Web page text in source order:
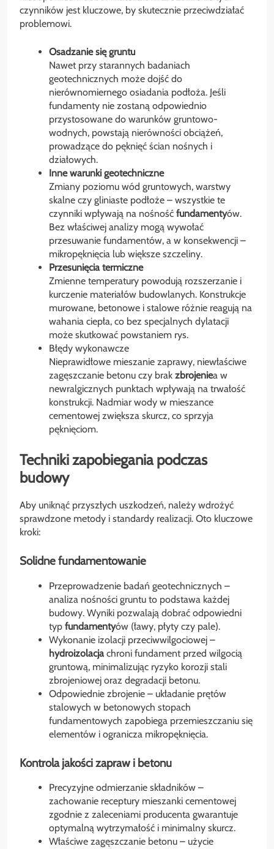
czynników jest kluczowe, by skutecznie przeciwdziałać
problemowi.
Osadzanie się gruntu
Nawet przy starannych badaniach
geotechnicznych może dojść do
nierównomiernego osiadania podłoża. Jeśli
fundamenty nie zostaną odpowiednio
przystosowane do warunków gruntowo-
wodnych, powstają nierówności obciążeń,
prowadzące do pęknięć ścian nośnych i
działowych.
Inne warunki geotechniczne
Zmiany poziomu wód gruntowych, warstwy
skalne czy gliniaste podłoże – wszystkie te
czynniki wpływają na nośność fundamentyów.
Bez właściwej analizy mogą wywołać
przesuwanie fundamentów, a w konsekwencji –
mikropęknięcia lub większe szczeliny.
Przesunięcia termiczne
Zmienne temperatury powodują rozszerzanie i
kurczenie materiałów budowlanych. Konstrukcje
murowane, betonowe i stalowe różnie reagują na
wahania ciepła, co bez specjalnych dylatacji
może skutkować powstaniem rys.
Błędy wykonawcze
Nieprawidłowe mieszanie zaprawy, niewłaściwe
zagęszczanie betonu czy brak zbrojeniea w
newralgicznych punktach wpływają na trwałość
konstrukcji. Nadmiar wody w mieszance
cementowej zwiększa skurcz, co sprzyja
pęknięciom.
Techniki zapobiegania podczas
budowy
Aby uniknąć przyszłych uszkodzeń, należy wdrożyć
sprawdzone metody i standardy realizacji. Oto kluczowe
kroki:
Solidne fundamentowanie
Przeprowadzenie badań geotechnicznych –
analiza nośności gruntu to podstawa każdej
budowy. Wyniki pozwalają dobrać odpowiedni
typ fundamentyów (ławy, płyty czy pale).
Wykonanie izolacji przeciwwilgociowej –
hydroizolacjachroni fundament przed wilgocią
gruntową, minimalizując ryzyko korozji stali
zbrojeniowej oraz degradacji betonu.
Odpowiednie zbrojenie – układanie prętów
stalowych w betonowych stopach
fundamentowych zapobiega przemieszczaniu się
elementów i ogranicza mikropęknięcia.
Kontrola jakości zapraw i betonu
Precyzyjne odmierzanie składników –
zachowanie receptury mieszanki cementowej
zgodnie z zaleceniami producenta gwarantuje
optymalną wytrzymałość i minimalny skurcz.
Właściwe zagęszczanie betonu – użycie